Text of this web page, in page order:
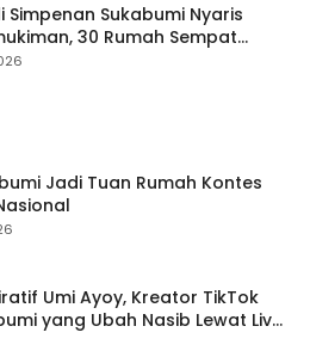
Simpenan Sukabumi Nyaris
30 Rumah Sempat
Jadi Tuan Rumah Kontes
Umi Ayoy, Kreator TikTok
yang Ubah Nasib Lewat Live